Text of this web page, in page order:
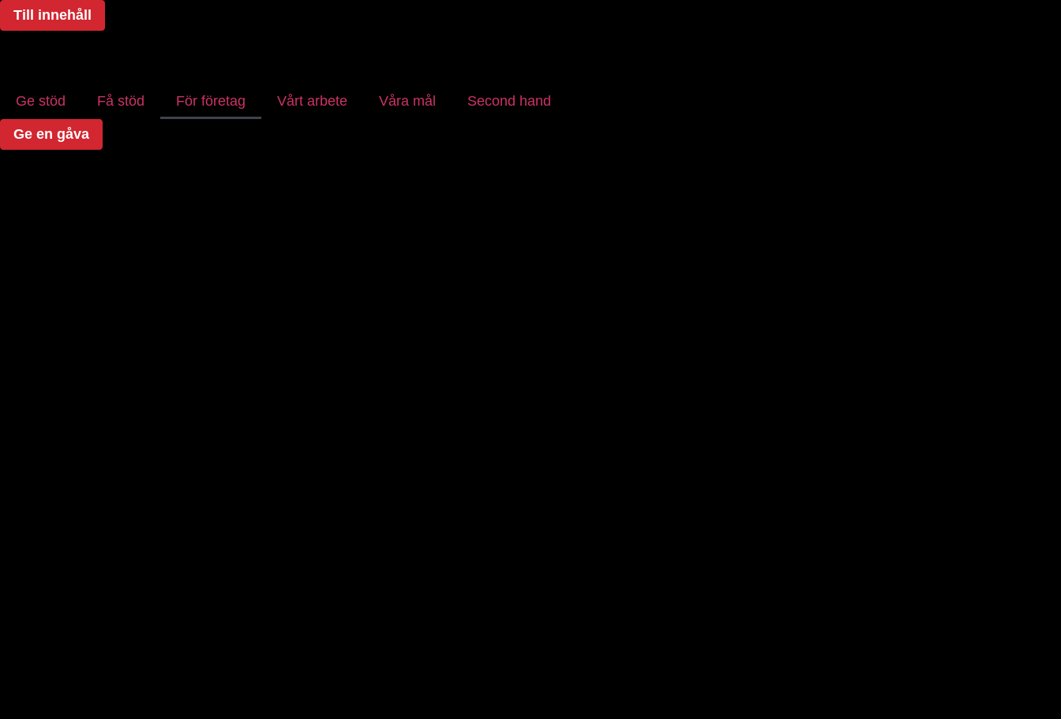
Till innehåll
Ge stöd Få stöd För företag Vårt arbete Våra mål Second hand
Ge en gåva